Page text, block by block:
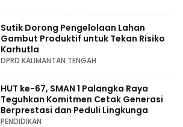
Sutik Dorong Pengelolaan Lahan
Gambut Produktif untuk Tekan Risiko
Karhutla
DPRD KALIMANTAN TENGAH
HUT ke-67, SMAN 1 Palangka Raya
Teguhkan Komitmen Cetak Generasi
Berprestasi dan Peduli Lingkunga
PENDIDIKAN